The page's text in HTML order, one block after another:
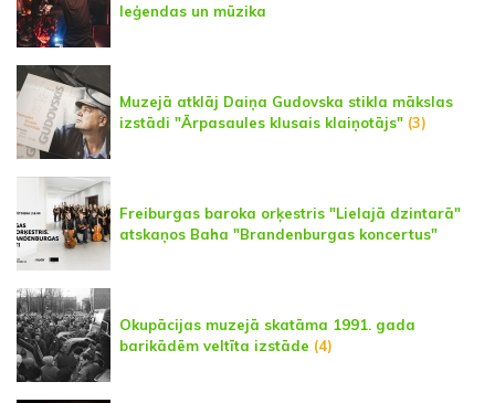
leģendas un mūzika
Muzejā atklāj Daiņa Gudovska stikla mākslas
izstādi "Ārpasaules klusais klaiņotājs" (3)
Freiburgas baroka orķestris "Lielajā dzintarā"
atskaņos Baha "Brandenburgas koncertus"
Okupācijas muzejā skatāma 1991. gada
barikādēm veltīta izstāde (4)